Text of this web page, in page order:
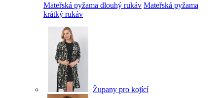
Mateřská pyžama dlouhý rukáv Mateřská pyžama
krátký rukáv
Župany pro kojící